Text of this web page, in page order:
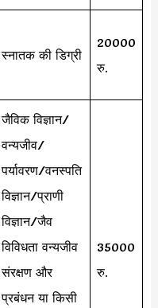
स्नातक की डिग्री
20000
रु.
जैविक विज्ञान/
वन्यजीव/
पर्यावरण/वनस्पति
विज्ञान/प्राणी
विज्ञान/जैव
विविधता वन्यजीव
संरक्षण और
प्रबंधन या किसी
35000
रु.